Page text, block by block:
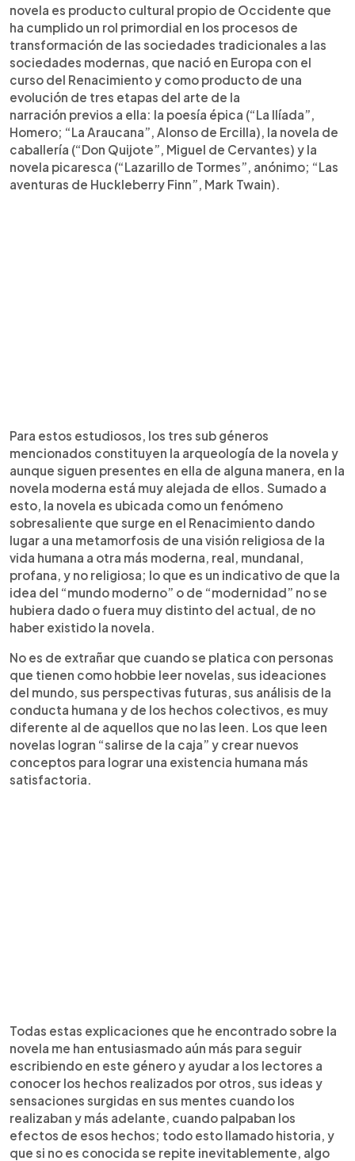
novela es producto cultural propio de Occidente que
ha cumplido un rol primordial en los procesos de
transformación de las sociedades tradicionales a las
sociedades modernas, que nació en Europa con el
curso del Renacimiento y como producto de una
evolución de tres etapas del arte de la
narración previos a ella: la poesía épica (“La Ilíada”,
Homero; “La Araucana”, Alonso de Ercilla), la novela de
caballería (“Don Quijote”, Miguel de Cervantes) y la
novela picaresca (“Lazarillo de Tormes”, anónimo; “Las
aventuras de Huckleberry Finn”, Mark Twain).
Para estos estudiosos, los tres sub géneros
mencionados constituyen la arqueología de la novela y
aunque siguen presentes en ella de alguna manera, en la
novela moderna está muy alejada de ellos. Sumado a
esto, la novela es ubicada como un fenómeno
sobresaliente que surge en el Renacimiento dando
lugar a una metamorfosis de una visión religiosa de la
vida humana a otra más moderna, real, mundanal,
profana, y no religiosa; lo que es un indicativo de que la
idea del “mundo moderno” o de “modernidad” no se
hubiera dado o fuera muy distinto del actual, de no
haber existido la novela.
No es de extrañar que cuando se platica con personas
que tienen como hobbie leer novelas, sus ideaciones
del mundo, sus perspectivas futuras, sus análisis de la
conducta humana y de los hechos colectivos, es muy
diferente al de aquellos que no las leen. Los que leen
novelas logran “salirse de la caja” y crear nuevos
conceptos para lograr una existencia humana más
satisfactoria.
Todas estas explicaciones que he encontrado sobre la
novela me han entusiasmado aún más para seguir
escribiendo en este género y ayudar a los lectores a
conocer los hechos realizados por otros, sus ideas y
sensaciones surgidas en sus mentes cuando los
realizaban y más adelante, cuando palpaban los
efectos de esos hechos; todo esto llamado historia, y
que si no es conocida se repite inevitablemente, algo